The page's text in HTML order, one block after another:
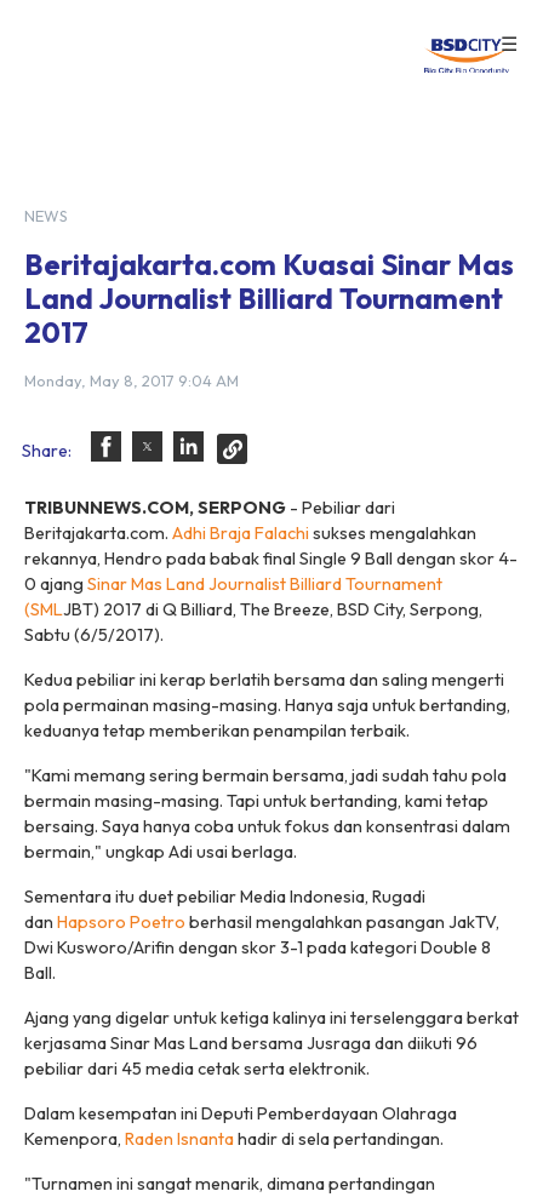
☰
NEWS
Beritajakarta.com Kuasai Sinar Mas
Land Journalist Billiard Tournament
2017
Monday, May 8, 2017 9:04 AM
Share:
TRIBUNNEWS.COM, SERPONG - Pebiliar dari
Beritajakarta.com. Adhi Braja Falachi sukses mengalahkan
rekannya, Hendro pada babak final Single 9 Ball dengan skor 4-
0 ajang Sinar Mas Land Journalist Billiard Tournament
(SMLJBT) 2017 di Q Billiard, The Breeze, BSD City, Serpong,
Sabtu (6/5/2017).
Kedua pebiliar ini kerap berlatih bersama dan saling mengerti
pola permainan masing-masing. Hanya saja untuk bertanding,
keduanya tetap memberikan penampilan terbaik.
"Kami memang sering bermain bersama, jadi sudah tahu pola
bermain masing-masing. Tapi untuk bertanding, kami tetap
bersaing. Saya hanya coba untuk fokus dan konsentrasi dalam
bermain," ungkap Adi usai berlaga.
Sementara itu duet pebiliar Media Indonesia, Rugadi
dan Hapsoro Poetro berhasil mengalahkan pasangan JakTV,
Dwi Kusworo/Arifin dengan skor 3-1 pada kategori Double 8
Ball.
Ajang yang digelar untuk ketiga kalinya ini terselenggara berkat
kerjasama Sinar Mas Land bersama Jusraga dan diikuti 96
pebiliar dari 45 media cetak serta elektronik.
Dalam kesempatan ini Deputi Pemberdayaan Olahraga
Kemenpora, Raden Isnantahadir di sela pertandingan.
"Turnamen ini sangat menarik, dimana pertandingan